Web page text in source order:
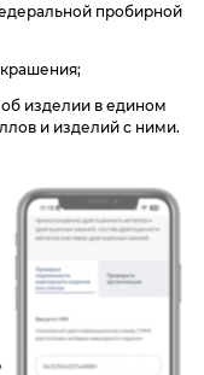
пробирной
изделии в едином
и изделий с ними.